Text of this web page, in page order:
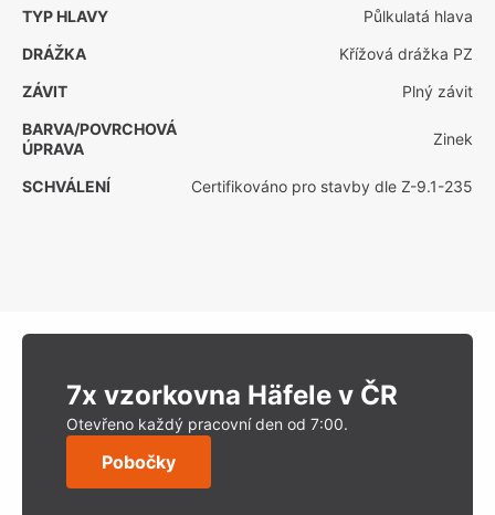
TYP HLAVY
Půlkulatá hlava
DRÁŽKA
Křížová drážka PZ
ZÁVIT
Plný závit
BARVA/POVRCHOVÁ
ÚPRAVA
Zinek
SCHVÁLENÍ Certifikováno pro stavby dle Z-9.1-235
7x vzorkovna Häfele v ČR
Otevřeno každý pracovní den od 7:00.
Pobočky